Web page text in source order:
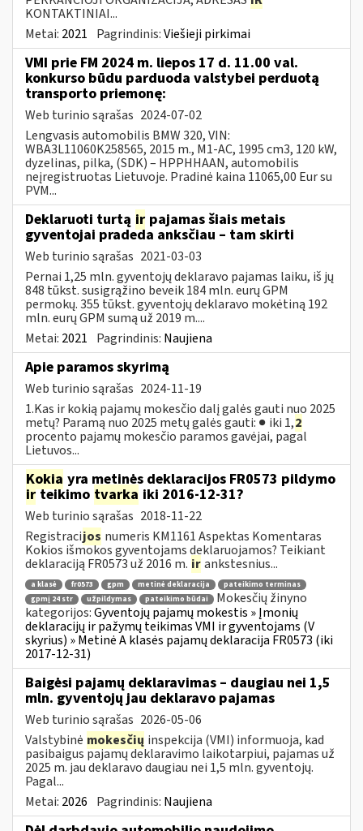
KONTAKTINIAI...
Metai: 2021 Pagrindinis:Viešieji pirkimai
VMI prie FM 2024 m. liepos 17 d. 11.00 val.
konkurso būdu parduoda valstybei perduotą
transporto priemonę:
Web turinio sąrašas 2024-07-02
Lengvasis automobilis BMW 320, VIN:
WBA3L11060K258565, 2015 m., M1-AC, 1995 cm3, 120 kW,
dyzelinas, pilka, (SDK) – HPPHHAAN, automobilis
neįregistruotas Lietuvoje. Pradinė kaina 11065,00 Eur su
PVM...
Deklaruoti turtą ir pajamas šiais metais
gyventojai pradeda anksčiau – tam skirti
Web turinio sąrašas 2021-03-03
Pernai 1,25 mln. gyventojų deklaravo pajamas laiku, iš jų
848 tūkst. susigrąžino beveik 184 mln. eurų GPM
permokų. 355 tūkst. gyventojų deklaravo mokėtiną 192
mln. eurų GPM sumą už 2019 m....
Metai: 2021 Pagrindinis: Naujiena
Apie paramos skyrimą
Web turinio sąrašas 2024-11-19
1.Kas ir kokią pajamų mokesčio dalį galės gauti nuo 2025
metų? Paramą nuo 2025 metų galės gauti: ● iki 1,2
procento pajamų mokesčio paramos gavėjai, pagal
Lietuvos...
Kokia yra metinės deklaracijos FR0573 pildymo
irteikimo tvarka iki 2016-12-31?
Web turinio sąrašas 2018-11-22
Registracijos numeris KM1161 Aspektas Komentaras
Kokios išmokos gyventojams deklaruojamos? Teikiant
deklaraciją FR0573 už 2016 m. irankstesnius...
a klasė fr0573 gpm metinė deklaracija
pateikimo terminas
gpmį 24 str
užpildymas pateikimo būdai
Mokesčių žinyno
kategorijos:Gyventojų pajamų mokestis » Įmonių
deklaracijų ir pažymų teikimas VMI ir gyventojams (V
skyrius) » Metinė A klasės pajamų deklaracija FR0573 (iki
2017-12-31)
Baigėsi pajamų deklaravimas – daugiau nei 1,5
mln. gyventojų jau deklaravo pajamas
Web turinio sąrašas 2026-05-06
Valstybinė mokesčių inspekcija (VMI) informuoja, kad
pasibaigus pajamų deklaravimo laikotarpiui, pajamas už
2025 m. jau deklaravo daugiau nei 1,5 mln. gyventojų.
Pagal...
Metai: 2026 Pagrindinis: Naujiena